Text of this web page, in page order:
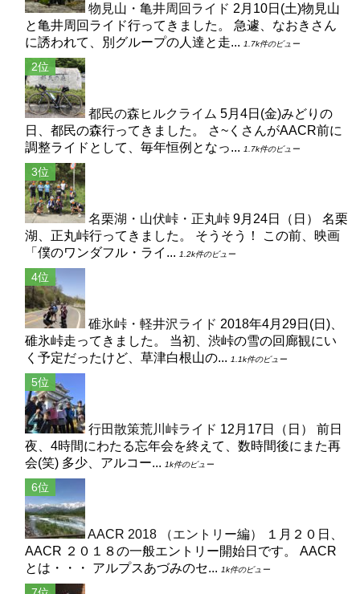
物見山・亀井周回ライド 2月10日(土)物見山
と亀井周回ライド行ってきました。 急遽、なおきさん
に誘われて、別グループの人達と走... 1.7k件のビュー
都民の森ヒルクライム 5月4日(金)みどりの
日、都民の森行ってきました。 さ~くさんがAACR前に
調整ライドとして、毎年恒例となっ... 1.7k件のビュー
名栗湖・山伏峠・正丸峠 9月24日（日） 名栗
湖、正丸峠行ってきました。 そうそう！ この前、映画
「僕のワンダフル・ライ... 1.2k件のビュー
碓氷峠・軽井沢ライド 2018年4月29日(日)、
碓氷峠走ってきました。 当初、渋峠の雪の回廊観にい
く予定だったけど、草津白根山の... 1.1k件のビュー
行田散策荒川峠ライド 12月17日（日） 前日
夜、4時間にわたる忘年会を終えて、数時間後にまた再
会(笑) 多少、アルコー... 1k件のビュー
AACR 2018 （エントリー編）
１月２０日、
AACR ２０１８の一般エントリー開始日です。 AACR
とは・・・ アルプスあづみのセ... 1k件のビュー